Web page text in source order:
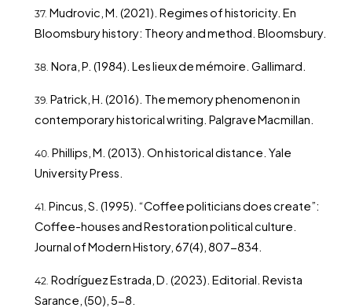
Mudrovic, M. (2021). Regimes of historicity. En
Bloomsbury history: Theory and method. Bloomsbury.
Nora, P. (1984). Les lieux de mémoire. Gallimard.
Patrick, H. (2016). The memory phenomenon in
contemporary historical writing. Palgrave Macmillan.
Phillips, M. (2013). On historical distance. Yale
University Press.
Pincus, S. (1995). “Coffee politicians does create”:
Coffee-houses and Restoration political culture.
Journal of Modern History, 67(4), 807-834.
Rodríguez Estrada, D. (2023). Editorial. Revista
Sarance, (50), 5-8.